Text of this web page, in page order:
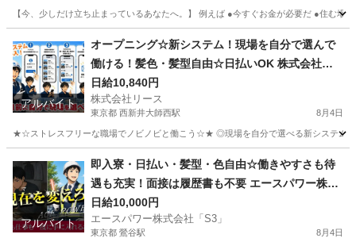
【今、少しだけ立ち止まっているあなたへ。】 例えば ●今すぐお金が必要だ ●住む
愛知大学前駅 警備員
アルバイト
オープニング☆新システム！現場を自分で選んで
働ける！髪色・髪型自由☆日払いOK 株式会社リ
ース 西新井大師西
日給10,840円
株式会社リース
東京都 西新井大師西駅 8月4日
★☆ストレスフリーな職場でノビノビと働こう☆★ ◎現場を自分で選べる新システム
西新井大師西駅 警備員
アルバイト
即入寮・日払い・髪型・色自由☆働きやすさも待
遇も充実！面接は履歴書も不要 エースパワー株式
会社「S3」 鶯谷
日給10,000円
エースパワー株式会社「S3」
東京都 鶯谷駅 8月4日